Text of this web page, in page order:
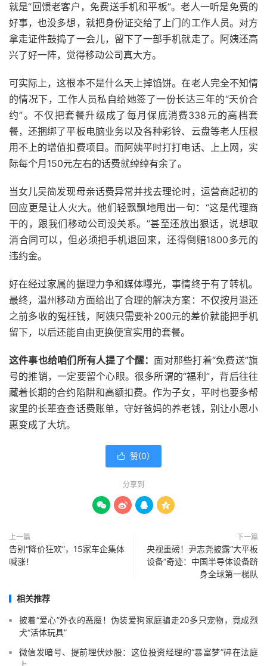
就是“回馈老客户，免费送手机和平板”。老人一听是免费的
好事，也没多想，就把身份证交给了上门的工作人员。对方
拿走证件鼓捣了一会儿，留下了一部手机就走了。阿姨还高
兴了好一阵，觉得移动公司真大方。
可实际上，这根本不是什么天上掉馅饼。在老人完全不知情
的情况下，工作人员私自给她签了一份长达三年的“天价合
约”。不仅把套餐升级成了每月保底消费338元的高档套
餐，还捆绑了平板电脑业务以及各种彩铃、云盘等老人压根
用不上的增值扣费项目。而阿姨平时打打电话、上上网，实
际每个月150元左右的话费就绰绰有余了。
当女儿吴简发现母亲话费异常并找去理论时，运营商起初的
回应更是让人火大。他们轻飘飘地甩出一句：“这是代理商
干的，跟我们移动公司没关系。”甚至还放出狠话，说想取
消合同可以，但必须把手机退回来，还得倒赔1800多元的
违约金。
好在经过家属的据理力争和媒体曝光，事情终于有了转机。
最终，温州移动方面给出了合理的解决方案：不仅按月退还
之前多收的冤枉钱，阿姨只需要补200元的差价就能把手机
留下，以后还能自由更换便宜实用的套餐。
这件事也给咱们所有人提了个醒： 面对那些打着“免费送”旗
号的推销，一定要留个心眼。很多所谓的“福利”，背后往往
藏着长期的合约陷阱和高额扣费。作为子女，平时也要多帮
家里的长辈查查话费账单，守好爸妈的养老钱，别让小恩小
惠变成了大坑。
 赞(0)
分享到
   
上一篇
告别“降价狂欢”，15家车企集体
喊涨！
下一篇
央视重磅！尹志尧披露“大平板
设备”奇迹：中国半导体设备跻
身全球第一梯队
相关推荐
披着“爱心”外衣的恶魔！伪装爱狗家庭骗走20多只宠物，竟成烈
犬“活体玩具”
微信发暗号、提前埋伏炒股：这位投资经理的“暴富梦”碎在法庭